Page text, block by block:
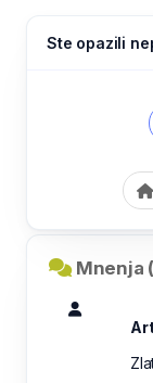
Ste opazili
Mnenja